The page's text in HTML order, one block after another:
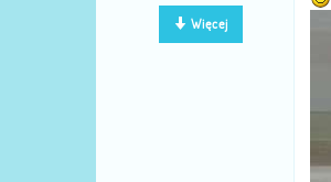
Więcej